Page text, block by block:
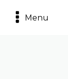
Menu